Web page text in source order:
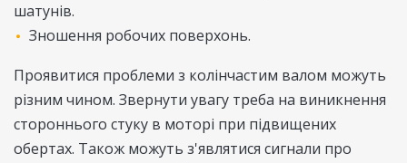
шатунів.
Зношення робочих поверхонь.
Проявитися проблеми з колінчастим валом можуть
різним чином. Звернути увагу треба на виникнення
стороннього стуку в моторі при підвищених
обертах. Також можуть з'являтися сигнали про